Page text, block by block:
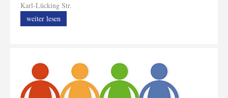
Karl-Lücking Str.
weiter lesen